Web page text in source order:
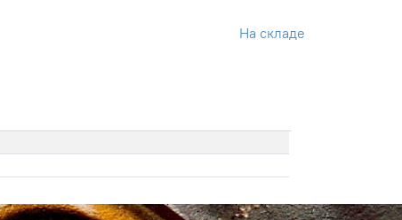
На складе